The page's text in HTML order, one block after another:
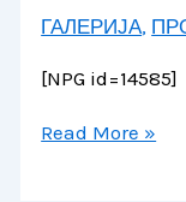
ГАЛЕРИЈА,
[NPG id=14585]
Read More »